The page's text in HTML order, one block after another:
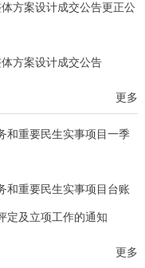
方案设计成交公告更正公
方案设计成交公告
更多
和重要民生实事项目一季
和重要民生实事项目台账
定及立项工作的通知
更多